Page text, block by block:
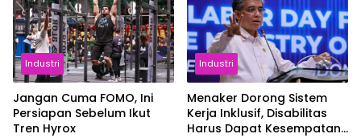
Industri
Jangan Cuma FOMO, Ini
Persiapan Sebelum Ikut
Tren Hyrox
Industri
Menaker Dorong Sistem
Kerja Inklusif, Disabilitas
Harus Dapat Kesempatan